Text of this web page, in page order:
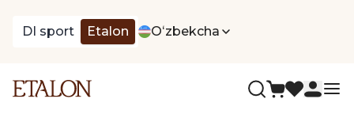
DI sport Etalon Oʻzbekcha